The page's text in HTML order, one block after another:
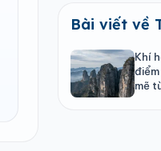
Bài viết về
Khí
mẽ